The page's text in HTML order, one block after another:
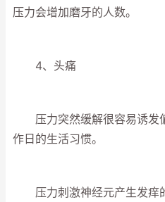
压力会增加磨牙的人数。
4、头痛
压力突然缓解很容易诱发
作日的生活习惯。
压力刺激神经元产生发痒